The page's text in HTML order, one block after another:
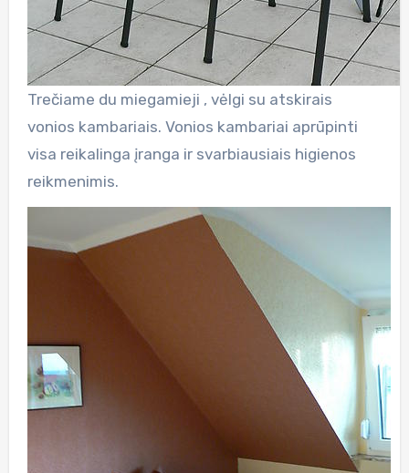
Trečiame du miegamieji , vėlgi su atskirais
vonios kambariais. Vonios kambariai aprūpinti
visa reikalinga įranga ir svarbiausiais higienos
reikmenimis.